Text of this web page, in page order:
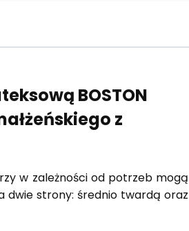
BOSTON
z
w zależności od potrzeb mogą
dwie strony: średnio twardą oraz